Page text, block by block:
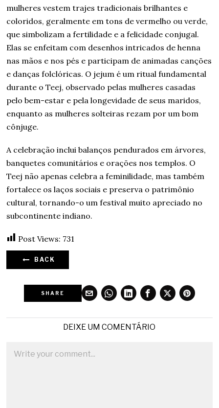
mulheres vestem trajes tradicionais brilhantes e
coloridos, geralmente em tons de vermelho ou verde,
que simbolizam a fertilidade e a felicidade conjugal.
Elas se enfeitam com desenhos intricados de henna
nas mãos e nos pés e participam de animadas canções
e danças folclóricas. O jejum é um ritual fundamental
durante o Teej, observado pelas mulheres casadas
pelo bem-estar e pela longevidade de seus maridos,
enquanto as mulheres solteiras rezam por um bom
cônjuge.
A celebração inclui balanços pendurados em árvores,
banquetes comunitários e orações nos templos. O
Teej não apenas celebra a feminilidade, mas também
fortalece os laços sociais e preserva o patrimônio
cultural, tornando-o um festival muito apreciado no
subcontinente indiano.
Post Views: 731
BACK
SHARE
DEIXE UM COMENTÁRIO